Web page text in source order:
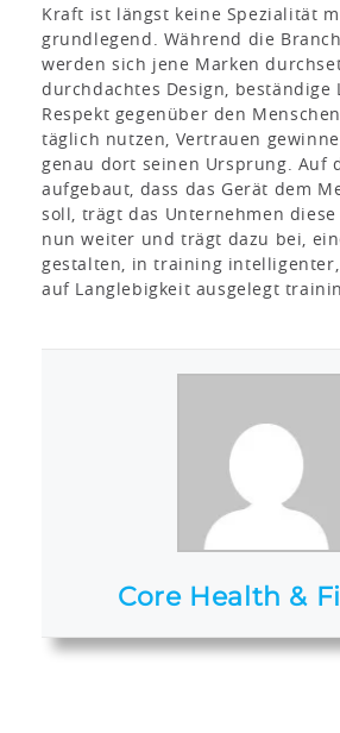
Kraft ist längst keine Spezialität
grundlegend. Während die
werden sich jene Marken
durchdachtes Design, beständige
Respekt gegenüber den
täglich nutzen, Vertrauen
genau dort seinen Ursprung. Auf
aufgebaut, dass das Gerät dem
soll, trägt das Unternehmen
nun weiter und trägt dazu bei,
gestalten, in training
auf Langlebigkeit ausgelegt
Core Health &